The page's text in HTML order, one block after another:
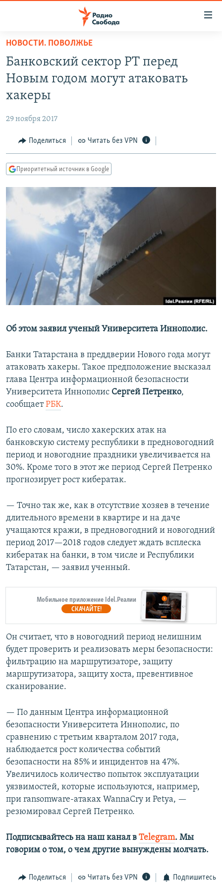
упрощенного
доступа
Вернуться
основному
Вернутся
Вернутся
поиску
МНЕНИЯ
КУЛЬТУРА
КАВКАЗ.РЕАЛИИ
СЕВЕР.РЕАЛИИ
СИБИРЬ.РЕАЛИИ
РАСПИСАНИЕ ВЕЩАНИЯ
ПОДПИШИТЕСЬ НА РАССЫЛКУ
СОЦИАЛЬНЫЕ СЕТИ
НОВОСТИ. ПОВОЛЖЬЕ
Банковский сектор РТ перед
Новым годом могут атаковать
хакеры
29 ноября 2017
Поделиться Читать без VPN
Приоритетный источник в Google
Об этом заявил ученый Университета Иннополис.
Банки Татарстана в преддверии Нового года могут
атаковать хакеры. Такое предположение высказал
глава Центра информационной безопасности
Университета Иннополис Сергей Петренко,
сообщаетРБК.
По его словам, число хакерских атак на
банковскую систему республики в предновогодний
период и новогодние праздники увеличивается на
30%. Кроме того в этот же период Сергей Петренко
прогнозирует рост кибератак.
— Точно так же, как в отсутствие хозяев в течение
длительного времени в квартире и на даче
учащаются кражи, в предновогодний и новогодний
период 2017—2018 годов следует ждать всплеска
кибератак на банки, в том числе и Республики
Татарстан, — заявил ученный.
Мобильное приложение Idel.Реалии
СКАЧАЙТЕ!
Он считает, что в новогодний период нелишним
будет проверить и реализовать меры безопасности:
фильтрацию на маршрутизаторе, защиту
маршрутизатора, защиту хоста, превентивное
сканирование.
— По данным Центра информационной
безопасности Университета Иннополис, по
сравнению с третьим кварталом 2017 года,
наблюдается рост количества событий
безопасности на 85% и инцидентов на 47%.
Увеличилось количество попыток эксплуатации
уязвимостей, которые используются, например,
при ransomware-атаках WannaCry и Petya, —
резюмировал Сергей Петренко.
Подписывайтесь на наш канал в Telegram. Мы
говорим о том, о чем другие вынуждены молчать.
Поделиться Читать без VPN Подпишитесь